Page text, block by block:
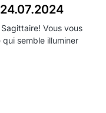
Vous vous
semble illuminer